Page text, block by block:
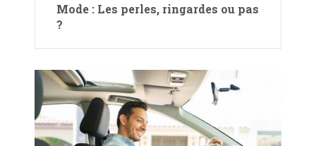
Mode : Les perles, ringardes ou pas
?